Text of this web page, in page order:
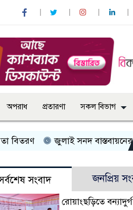
অপরাধ প্রতারণা সকল বিভাগ
জুলাই সনদ বাস্তবায়নের দাবিতে
সংবাদ জনপ্রিয়
রোয়াংছড়িতে